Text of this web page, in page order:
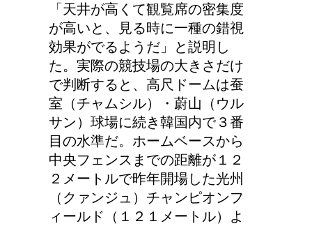
兄弟姉妹をうまく使い分
ける！意味と漢字の捉え
方まとめ
豆乳と納豆では、栄養の
何が違うの？
「天井が高くて観覧席の密集度
が高いと、見る時に一種の錯視
効果がでるようだ」と説明し
た。実際の競技場の大きさだけ
で判断すると、高尺ドームは蚕
室（チャムシル）・蔚山（ウル
サン）球場に続き韓国内で３番
目の水準だ。ホームベースから
中央フェンスまでの距離が１２
２メートルで昨年開場した光州
（クァンジュ）チャンピオンフ
ィールド（１２１メートル）よ